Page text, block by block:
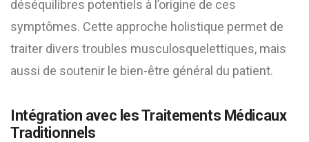
déséquilibres potentiels à l’origine de ces
symptômes. Cette approche holistique permet de
traiter divers troubles musculosquelettiques, mais
aussi de soutenir le bien-être général du patient.
Intégration avec les Traitements Médicaux
Traditionnels